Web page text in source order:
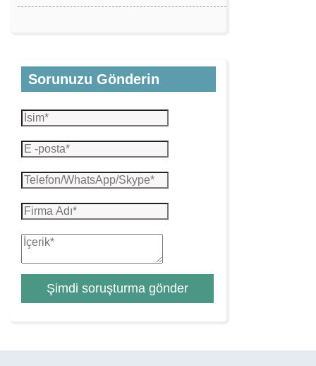
Sorunuzu Gönderin
Şimdi soruşturma gönder